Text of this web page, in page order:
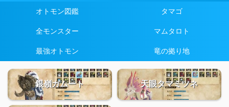
オトモン図鑑 タマゴ
全モンスター マムタロト
最強オトモン 竜の拠り地
銀嶺ガムート 天眼タマミツネ